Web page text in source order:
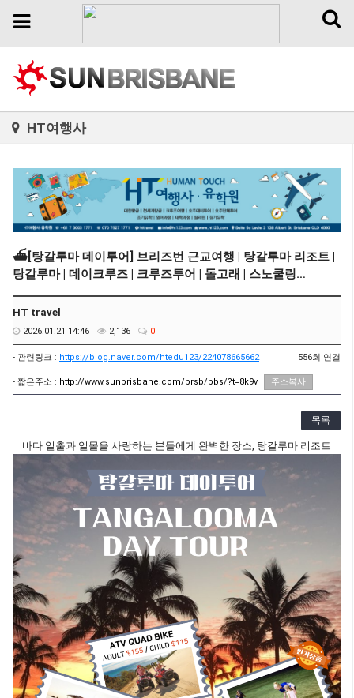
Toggle
Toggle
HT여행사
⛴️[탕갈루마 데이투어] 브리즈번 근교여행 | 탕갈루마 리조트 |
탕갈루마 | 데이크루즈 | 크루즈투어 | 돌고래 | 스노쿨링…
HT travel
2026.01.21 14:46 2,136 0
- 관련링크 : https://blog.naver.com/htedu123/224078665662 556회 연결
- 짧은주소 : http://www.sunbrisbane.com/brsb/bbs/?t=8k9v 주소복사
목록
바다 일출과 일몰을 사랑하는 분들에게 완벽한 장소, 탕갈루마 리조트